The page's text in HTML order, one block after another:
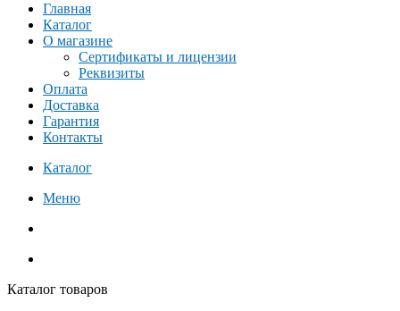
Главная
Каталог
О магазине
Сертификаты и лицензии
Реквизиты
Оплата
Доставка
Гарантия
Контакты
Каталог
Меню
Каталог товаров